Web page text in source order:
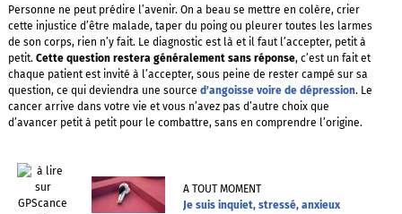
Personne ne peut prédire l’avenir. On a beau se mettre en colère, crier
cette injustice d’être malade, taper du poing ou pleurer toutes les larmes
de son corps, rien n’y fait. Le diagnostic est là et il faut l’accepter, petit à
petit. Cette question restera généralement sans réponse, c’est un fait et
chaque patient est invité à l’accepter, sous peine de rester campé sur sa
question, ce qui deviendra une source d’angoisse voire de dépression. Le
cancer arrive dans votre vie et vous n’avez pas d’autre choix que
d’avancer petit à petit pour le combattre, sans en comprendre l’origine.
A TOUT MOMENT
Je suis inquiet, stressé, anxieux